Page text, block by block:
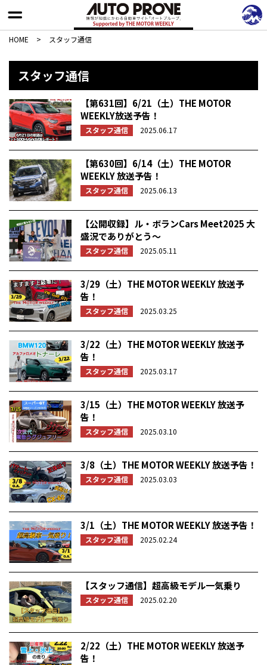
HOME > スタッフ通信
スタッフ通信
【第631回】6/21（土）THE MOTOR
WEEKLY放送予告！
スタッフ通信 2025.06.17
【第630回】6/14（土）THE MOTOR
WEEKLY 放送予告！
スタッフ通信 2025.06.13
【公開収録】ル・ボランCars Meet2025 大
盛況でありがとう〜
スタッフ通信 2025.05.11
3/29（土）THE MOTOR WEEKLY 放送予
告！
スタッフ通信 2025.03.25
3/22（土）THE MOTOR WEEKLY 放送予
告！
スタッフ通信 2025.03.17
3/15（土）THE MOTOR WEEKLY 放送予
告！
スタッフ通信 2025.03.10
3/8（土）THE MOTOR WEEKLY 放送予告！
スタッフ通信 2025.03.03
3/1（土）THE MOTOR WEEKLY 放送予告！
スタッフ通信 2025.02.24
【スタッフ通信】超高級モデル一気乗り
スタッフ通信 2025.02.20
2/22（土）THE MOTOR WEEKLY 放送予
告！